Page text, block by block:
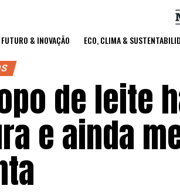
& INOVAÇÃO ECO, CLIMA &
de leite
e ainda